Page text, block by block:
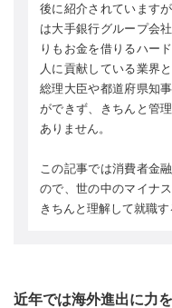
後に紹介されています
は大手銀行グループ会
りもお金を借りるハー
人に貢献している業界
総理大臣や都道府県知
ができず、きちんと管
ありません。
この記事では消費者金
ので、世の中のマイナ
きちんと理解して就職
近年では海外進出に力